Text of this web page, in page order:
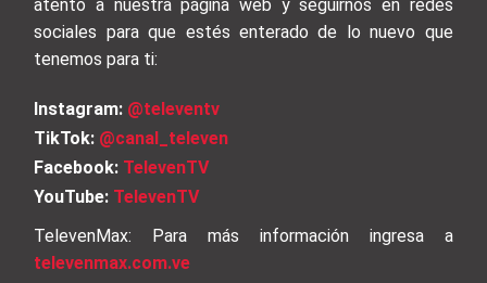
atento a nuestra página web y seguirnos en redes
sociales para que estés enterado de lo nuevo que
tenemos para ti:
Instagram: @televentv
TikTok: @canal_televen
Facebook: TelevenTV
YouTube: TelevenTV
TelevenMax: Para más información ingresa a
televenmax.com.ve